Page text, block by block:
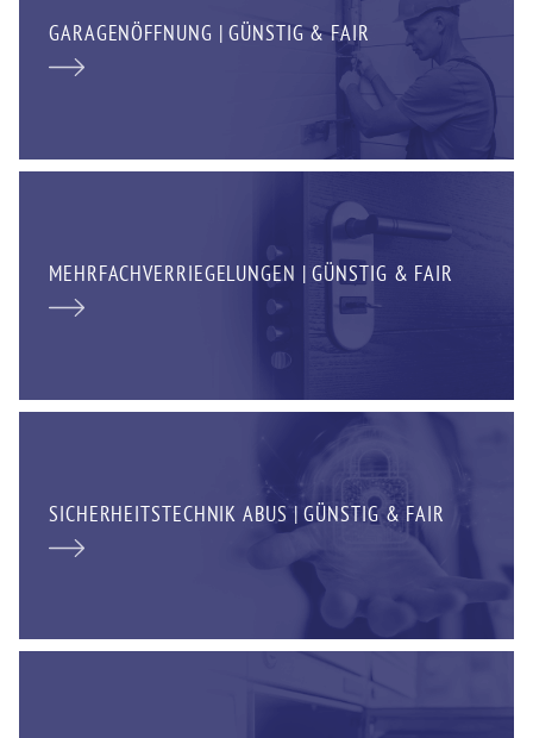
GARAGENÖFFNUNG | GÜNSTIG & FAIR
MEHRFACHVERRIEGELUNGEN | GÜNSTIG & FAIR
SICHERHEITSTECHNIK ABUS | GÜNSTIG & FAIR